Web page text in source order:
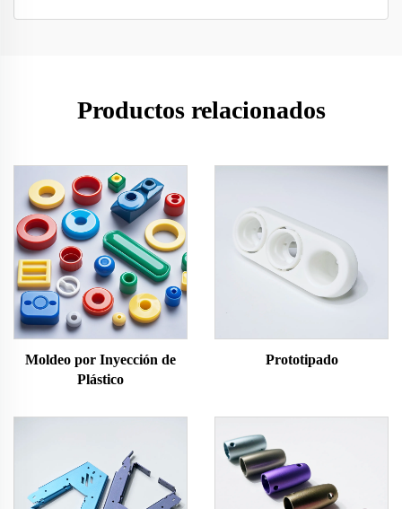
Productos relacionados
Moldeo por Inyección de
Plástico
Prototipado